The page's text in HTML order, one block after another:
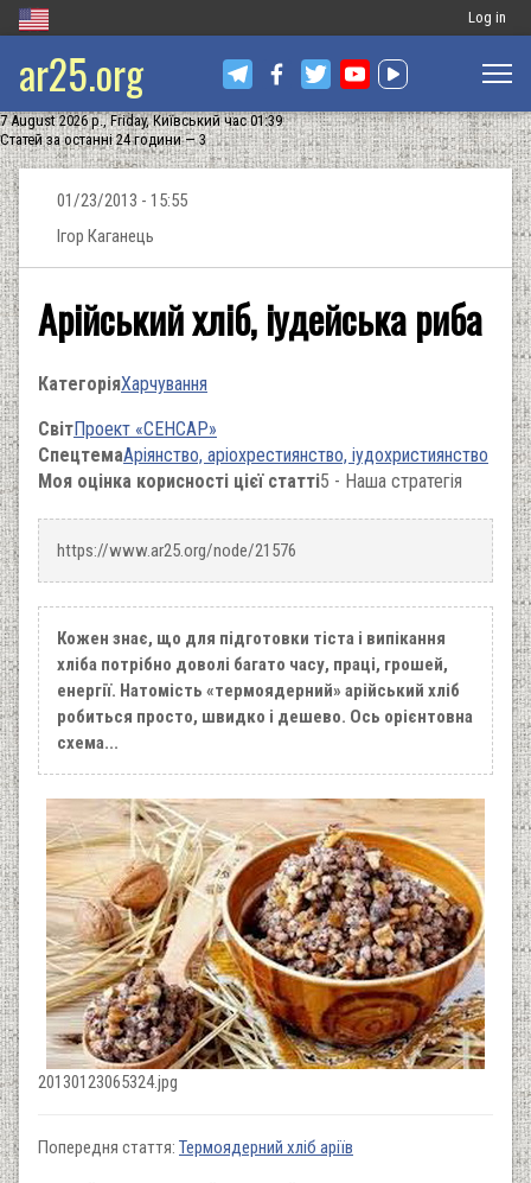
Меню
запису
Log in
ar25.org
7 August 2026 р., Friday, Київський час 01:39
Статей за останні 24 години — 3
01/23/2013 - 15:55
Ігор Каганець
Арійський хліб, іудейська риба
КатегоріяХарчування
СвітПроект «СЕНСАР»
СпецтемаАріянство, аріохрестиянство, іудохристиянство
Моя оцінка корисності цієї статті5 - Наша стратегія
https://www.ar25.org/node/21576
Кожен знає, що для підготовки тіста і випікання
хліба потрібно доволі багато часу, праці, грошей,
енергії. Натомість «термоядерний» арійський хліб
робиться просто, швидко і дешево. Ось орієнтовна
схема...
20130123065324.jpg
Попередня стаття: Термоядерний хліб аріїв